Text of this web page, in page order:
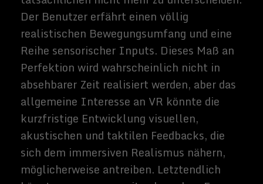
Die Aussichten für gentechnisch
veränderte Menschen sind verlockend groß.
Wenn ein solcher Prozess billig und weit
verbreitet wird, könnte es schließlich dazu
führen, dass die Beseitigung der meisten
Erbkrankheiten - alles aus trivialen
Bedenken wie männliche Muster Kahlheit
zu schweren Leiden wie Sichel-Zell-
Krankheit, und Huntington' s. Sie könnte
auch verwendet werden, um genetische
Veranlagungen in Richtung zu einigen der
allgemeinsten Bedingungen zu verringern,
die Menschen und schließlich Ende ihre
Lebensdauern, wie Herzkrankheit und
Krebs belasten.